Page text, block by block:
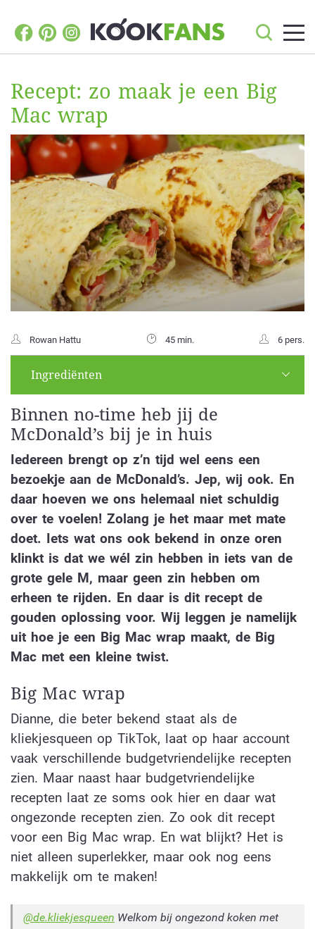
Recept: zo maak je een Big
Mac wrap
Rowan Hattu 45 min. 6 pers.
Ingrediënten
Binnen no-time heb jij de
McDonald’s bij je in huis
Iedereen brengt op z’n tijd wel eens een
bezoekje aan de McDonald’s. Jep, wij ook. En
daar hoeven we ons helemaal niet schuldig
over te voelen! Zolang je het maar met mate
doet. Iets wat ons ook bekend in onze oren
klinkt is dat we wél zin hebben in iets van de
grote gele M, maar geen zin hebben om
erheen te rijden. En daar is dit recept de
gouden oplossing voor. Wij leggen je namelijk
uit hoe je een Big Mac wrap maakt, de Big
Mac met een kleine twist.
Big Mac wrap
Dianne, die beter bekend staat als de
kliekjesqueen op TikTok, laat op haar account
vaak verschillende budgetvriendelijke recepten
zien. Maar naast haar budgetvriendelijke
recepten laat ze soms ook hier en daar wat
ongezonde recepten zien. Zo ook dit recept
voor een Big Mac wrap. En wat blijkt? Het is
niet alleen superlekker, maar ook nog eens
makkelijk om te maken!
@de.kliekjesqueen Welkom bij ongezond koken met